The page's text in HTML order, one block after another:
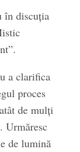
în discuția
a clarifica
proces
de mulți
Urmăresc
de lumină